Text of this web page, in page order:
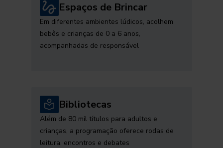
Espaços de Brincar
Em diferentes ambientes lúdicos, acolhem
bebês e crianças de 0 a 6 anos,
acompanhadas de responsável
Bibliotecas
Além de 80 mil títulos para adultos e
crianças, a programação oferece rodas de
leitura, encontros e debates